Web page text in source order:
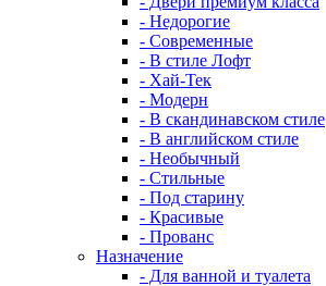
- Недорогие
- Современные
- В стиле Лофт
- Хай-Тек
- Модерн
- В скандинавском стиле
- В английском стиле
- Необычный
- Стильные
- Под старину
- Красивые
- Прованс
Назначение
- Для ванной и туалета